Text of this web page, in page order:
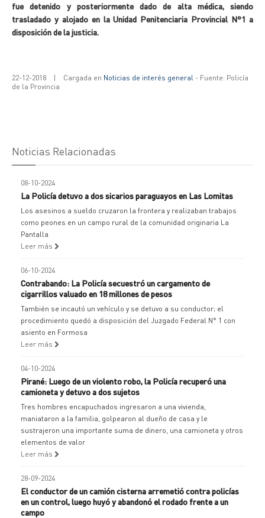
fue detenido y posteriormente dado de alta médica, siendo
trasladado y alojado en la Unidad Penitenciaria Provincial N°1 a
disposición de la justicia.
22-12-2018 | Cargada en Noticias de interés general - Fuente: Policía
de la Provincia
Noticias Relacionadas
08-10-2024
La Policía detuvo a dos sicarios paraguayos en Las Lomitas
Los asesinos a sueldo cruzaron la frontera y realizaban trabajos
como peones en un campo rural de la comunidad originaria La
Pantalla
Leer más
06-10-2024
Contrabando: La Policía secuestró un cargamento de
cigarrillos valuado en 18 millones de pesos
También se incautó un vehículo y se detuvo a su conductor; el
procedimiento quedó a disposición del Juzgado Federal N° 1 con
asiento en Formosa
Leer más
04-10-2024
Pirané: Luego de un violento robo, la Policía recuperó una
camioneta y detuvo a dos sujetos
Tres hombres encapuchados ingresaron a una vivienda,
maniataron a la familia, golpearon al dueño de casa y le
sustrajeron una importante suma de dinero, una camioneta y otros
elementos de valor
Leer más
28-09-2024
El conductor de un camión cisterna arremetió contra policías
en un control, luego huyó y abandonó el rodado frente a un
campo